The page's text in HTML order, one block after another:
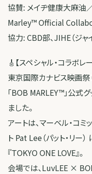
協賛: メイヂ健康大麻油
Marley™ Official
協力: CBD部、JIHE（ジャ
🎸【スペシャル・コラボレ
東京国際カナビス映画祭
「BOB MARLEY™」公式
ました。
アートは、マーベル・コ
ト Pat Lee（パット・リー
『TOKYO ONE LOVE』。
会場では、LuvLEE ×